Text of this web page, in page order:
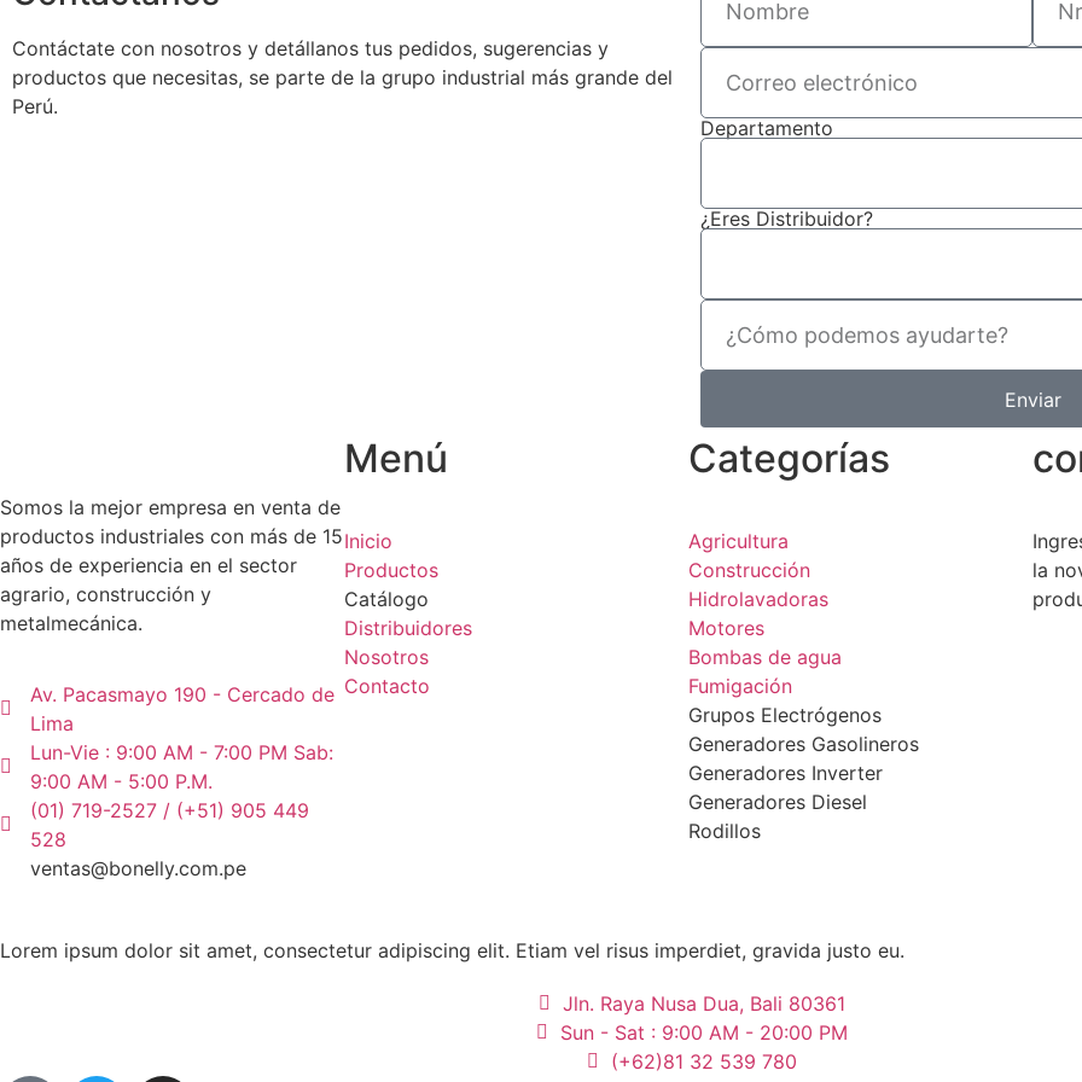
Contáctate con nosotros y detállanos tus pedidos, sugerencias y
productos que necesitas, se parte de la grupo industrial más grande del
Perú.
Departamento
¿Eres Distribuidor?
Enviar
Somos la mejor empresa en venta de
productos industriales con más de 15
años de experiencia en el sector
agrario, construcción y
metalmecánica.
Av. Pacasmayo 190 - Cercado de
Lima
Lun-Vie : 9:00 AM - 7:00 PM Sab:
9:00 AM - 5:00 P.M.
(01) 719-2527 / (+51) 905 449
528
ventas@bonelly.com.pe
Menú
Inicio
Productos
Catálogo
Distribuidores
Nosotros
Contacto
Categorías
Agricultura
Construcción
Hidrolavadoras
Motores
Bombas de agua
Fumigación
Grupos Electrógenos
Generadores Gasolineros
Generadores Inverter
Generadores Diesel
Rodillos
la
Lorem ipsum dolor sit amet, consectetur adipiscing elit. Etiam vel risus imperdiet, gravida justo eu.
Jln. Raya Nusa Dua, Bali 80361
Sun - Sat : 9:00 AM - 20:00 PM
(+62)81 32 539 780